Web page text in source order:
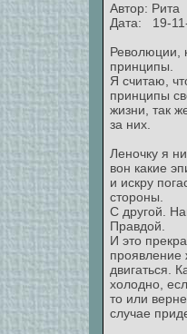
Автор: Рита
Дата: 19-
Революции,
принципы.
Я считаю,
принципы
жизни, так
за них.
Леночку я
вон какие
и искру
стороны.
С другой.
Правдой.
И это
проявление
двигаться.
холодно,
то или
случае